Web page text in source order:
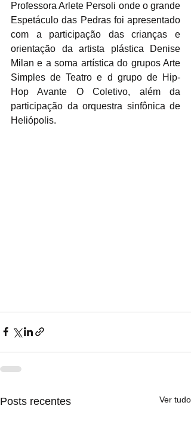
Professora Arlete Persoli onde o grande
Espetáculo das Pedras foi apresentado
com a participação das crianças e
orientação da artista plástica Denise
Milan e a soma artística do grupos Arte
Simples de Teatro e d grupo de Hip-
Hop Avante O Coletivo, além da
participação da orquestra sinfônica de
Heliópolis.
Posts recentes Ver tudo